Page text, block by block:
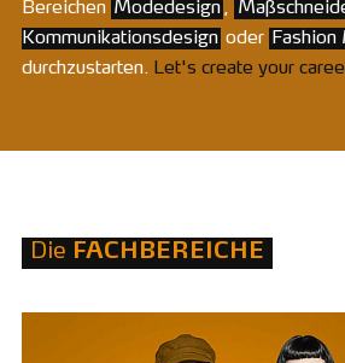
Bereichen Modedesign ,
Kommunikationsdesign oder Fashion
durchzustarten. Let's create your
Die FACHBEREICHE